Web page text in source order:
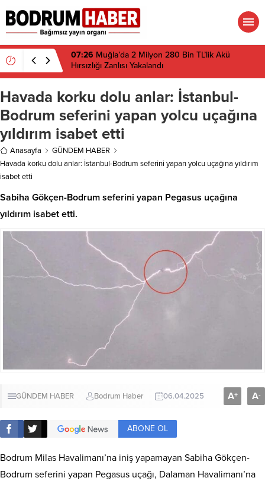
07:26 Muğla’da 2 Milyon 280 Bin TL’lik Akü
Hırsızlığı Zanlısı Yakalandı
Havada korku dolu anlar: İstanbul-
Bodrum seferini yapan yolcu uçağına
yıldırım isabet etti
Anasayfa
GÜNDEM HABER
Havada korku dolu anlar: İstanbul-Bodrum seferini yapan yolcu uçağına yıldırım
isabet etti
Sabiha Gökçen-Bodrum seferini yapan Pegasus uçağına
yıldırım isabet etti.
GÜNDEM HABER Bodrum Haber 06.04.2025 A+ A-
ABONE OL
Bodrum Milas Havalimanı’na iniş yapamayan Sabiha Gökçen-
Bodrum seferini yapan Pegasus uçağı, Dalaman Havalimanı’na